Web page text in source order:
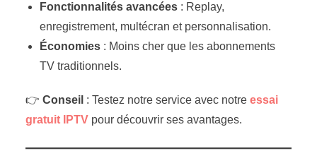
Fonctionnalités avancées: Replay,
enregistrement, multécran et personnalisation.
Économies: Moins cher que les abonnements
TV traditionnels.
👉 Conseil : Testez notre service avec notre essai
gratuit IPTVpour découvrir ses avantages.